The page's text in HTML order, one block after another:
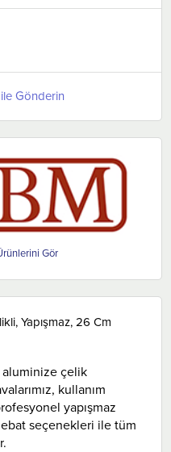
Gönderin
Yapışmaz, 26 Cm
aluminize çelik
kullanım
yapışmaz
seçenekleri ile tüm